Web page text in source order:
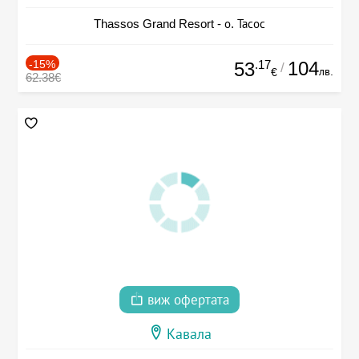
Thassos Grand Resort - о. Тасос
-15%
62.38€ 53.17
€ / 104лв.
виж офертата
Кавала